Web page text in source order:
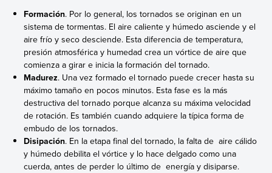
Formación. Por lo general, los tornados se originan en un
sistema de tormentas. El aire caliente y húmedo asciende y el
aire frío y seco desciende. Esta diferencia de temperatura,
presión atmosférica y humedad crea un vórtice de aire que
comienza a girar e inicia la formación del tornado.
Madurez. Una vez formado el tornado puede crecer hasta su
máximo tamaño en pocos minutos. Esta fase es la más
destructiva del tornado porque alcanza su máxima velocidad
de rotación. Es también cuando adquiere la típica forma de
embudo de los tornados.
Disipación. En la etapa final del tornado, la falta de aire cálido
y húmedo debilita el vórtice y lo hace delgado como una
cuerda, antes de perder lo último de energía y disiparse.